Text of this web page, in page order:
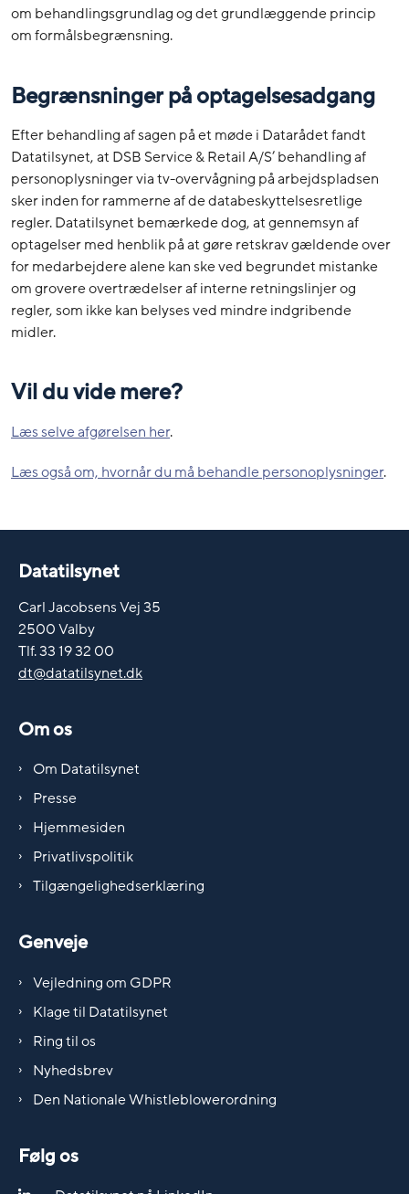
om behandlingsgrundlag og det grundlæggende princip
om formålsbegrænsning.
Begrænsninger på optagelsesadgang
Efter behandling af sagen på et møde i Datarådet fandt
Datatilsynet, at DSB Service & Retail A/S’ behandling af
personoplysninger via tv-overvågning på arbejdspladsen
sker inden for rammerne af de databeskyttelsesretlige
regler. Datatilsynet bemærkede dog, at gennemsyn af
optagelser med henblik på at gøre retskrav gældende over
for medarbejdere alene kan ske ved begrundet mistanke
om grovere overtrædelser af interne retningslinjer og
regler, som ikke kan belyses ved mindre indgribende
midler.
Vil du vide mere?
Læs selve afgørelsen her.
Læs også om, hvornår du må behandle personoplysninger.
Datatilsynet
Carl Jacobsens Vej 35
2500 Valby
Tlf. 33 19 32 00
dt@datatilsynet.dk
Om os
Om Datatilsynet
Presse
Hjemmesiden
Privatlivspolitik
Tilgængelighedserklæring
Genveje
Vejledning om GDPR
Klage til Datatilsynet
Ring til os
Nyhedsbrev
Den Nationale Whistleblowerordning
Følg os